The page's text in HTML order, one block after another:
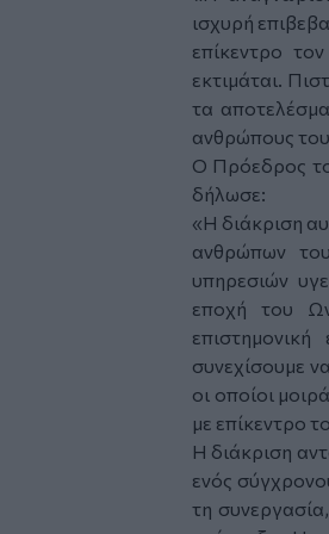
ισχυρή
επίκεντρο
εκτιμάται.
τα
ανθρώπους
Ο Πρόεδρος
δήλωσε:
«Η διάκριση
ανθρώπων
υπηρεσιών
εποχή του
συνεχίσουμε
οι οποίοι
με επίκεντρο
Η διάκριση
ενός
τη